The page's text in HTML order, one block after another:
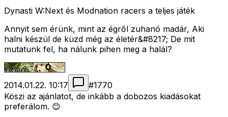
Dynasti W:Next és Modnation racers a teljes játék
Annyit sem érünk, mint az égről zuhanó madár, Aki
halni készül de küzd még az életér&#8217; De mit
mutatunk fel, ha nálunk pihen meg a halál?
2014.01.22. 10:17 #1770
Köszi az ajánlatot, de inkább a dobozos kiadásokat
preferálom. 😊